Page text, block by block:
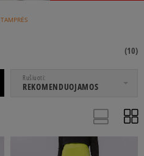
TAMPRĖS
(10)
Rušiuoti
REKOMENDUOJAMOS